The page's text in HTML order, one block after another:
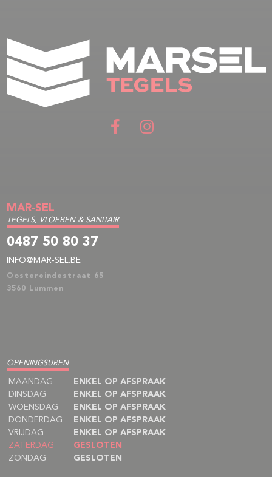
MAR-SEL
TEGELS, VLOEREN & SANITAIR
0487 50 80 37
INFO@MAR-SEL.BE
Oostereindestraat 65
3560 Lummen
OPENINGSUREN
MAANDAG
ENKEL OP AFSPRAAK
DINSDAG
ENKEL OP AFSPRAAK
WOENSDAG
ENKEL OP AFSPRAAK
DONDERDAG
ENKEL OP AFSPRAAK
VRIJDAG
ENKEL OP AFSPRAAK
ZATERDAG
GESLOTEN
ZONDAG
GESLOTEN